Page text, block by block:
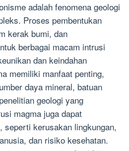
adalah fenomena geologi
Proses pembentukan
kerak bumi, dan
berbagai macam intrusi
dan keindahan
memiliki manfaat penting,
daya mineral, batuan
geologi yang
magma juga dapat
seperti kerusakan lingkungan,
dan risiko kesehatan.